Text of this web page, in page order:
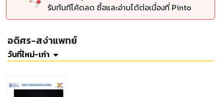
รับทันทีโค้ดลด ซื้อและอ่านได้ต่อเนื่องที่ Pinto
อดิศร-สง่าแพทย์
วันที่ใหม่-เก่า